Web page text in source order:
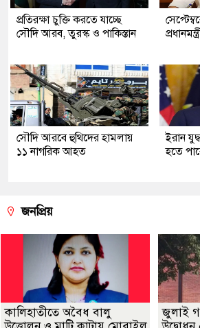
প্রতিরক্ষা চুক্তি করতে যাচ্ছে
সৌদি আরব, তুরস্ক ও পাকিস্তান
সৌদি আরবে হুথিদের হামলায়
১১ নাগরিক আহত
ইরান
হতে
জনপ্রিয়
কালিহাতীতে অবৈধ বালু
জুলাই